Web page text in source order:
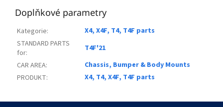
Doplňkové parametry
Kategorie:
X4, X4F, T4, T4F parts
STANDARD PARTS
for:
T4F'21
CAR AREA:
Chassis, Bumper & Body Mounts
PRODUKT: X4, T4, X4F, T4F parts